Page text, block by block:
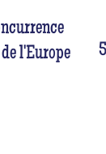
l'Europe